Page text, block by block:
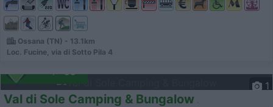
Ossana (TN) - 13.1km
Loc. Fucine, via di Sotto Pila 4
1
Val di Sole Camping & Bungalow